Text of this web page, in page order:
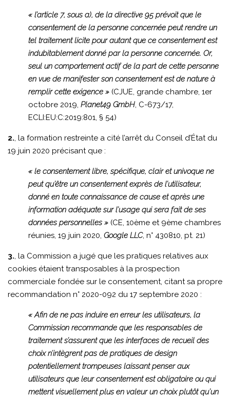
« l’article 7, sous a), de la directive 95 prévoit que le
consentement de la personne concernée peut rendre un
tel traitement licite pour autant que ce consentement est
indubitablement donné par la personne concernée. Or,
seul un comportement actif de la part de cette personne
en vue de manifester son consentement est de nature à
remplir cette exigence » (CJUE, grande chambre, 1er
octobre 2019, Planet49 GmbH, C-673/17,
ECLI:EU:C:2019:801, § 54)
2., la formation restreinte a cité l’arrêt du Conseil d’État du
19 juin 2020 précisant que :
« le consentement libre, spécifique, clair et univoque ne
peut qu’être un consentement exprès de l’utilisateur,
donné en toute connaissance de cause et après une
information adéquate sur l’usage qui sera fait de ses
données personnelles » (CE, 10ème et 9ème chambres
réunies, 19 juin 2020, Google LLC, n° 430810, pt. 21)
3., la Commission a jugé que les pratiques relatives aux
cookies étaient transposables à la prospection
commerciale fondée sur le consentement, citant sa propre
recommandation n° 2020-092 du 17 septembre 2020 :
« Afin de ne pas induire en erreur les utilisateurs, la
Commission recommande que les responsables de
traitement s’assurent que les interfaces de recueil des
choix n’intègrent pas de pratiques de design
potentiellement trompeuses laissant penser aux
utilisateurs que leur consentement est obligatoire ou qui
mettent visuellement plus en valeur un choix plutôt qu’un